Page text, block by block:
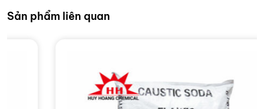
Sản phẩm liên quan